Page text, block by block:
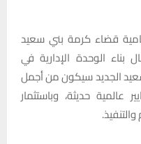
قضاء كرمة بني سعيد
الوحدة الإدارية في
الجديد سيكون من أجمل
حديثة، وباستثمار